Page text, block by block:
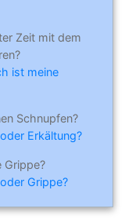
Zeit mit dem
ist meine
Schnupfen?
Erkältung?
Grippe?
Grippe?